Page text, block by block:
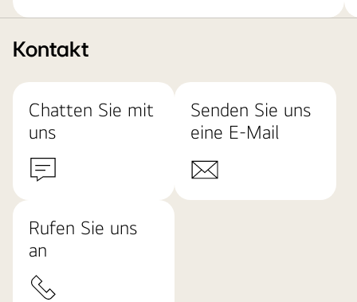
Kontakt
Chatten Sie mit
uns
Senden Sie uns
eine E-Mail
Rufen Sie uns
an